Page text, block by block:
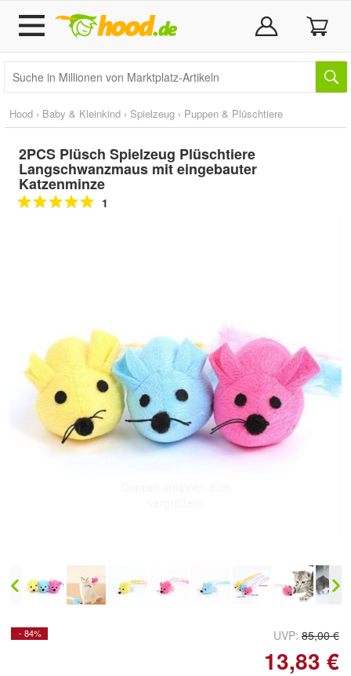
Hood › Baby & Kleinkind › Spielzeug › Puppen & Plüschtiere
2PCS Plüsch Spielzeug Plüschtiere
Langschwanzmaus mit eingebauter
Katzenminze
1
- 84% UVP: 85,00 €
13,83 €